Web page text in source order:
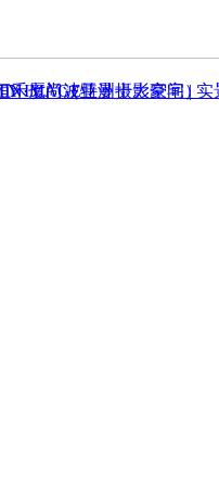
IMAGE
禾七尚（亚洲十大豪宅）
厦门波特曼摄影空间 | 实